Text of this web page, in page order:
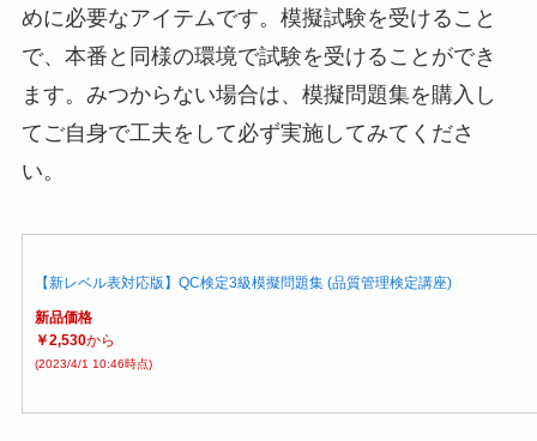
めに必要なアイテムです。模擬試験を受けること
で、本番と同様の環境で試験を受けることができ
ます。みつからない場合は、模擬問題集を購入し
てご自身で工夫をして必ず実施してみてくださ
い。
【新レベル表対応版】QC検定3級模擬問題集 (品質管理検定講座)
新品価格
￥2,530から
(2023/4/1 10:46時点)